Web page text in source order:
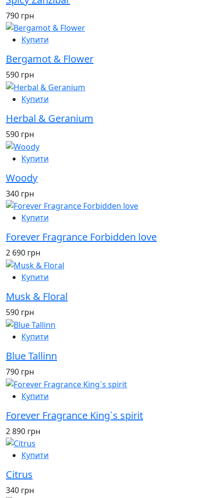
790 грн
Купити
Bergamot & Flower
590 грн
Купити
Herbal & Geranium
590 грн
Купити
Woody
340 грн
Купити
Forever Fragrance Forbidden love
2 690 грн
Купити
Musk & Floral
590 грн
Купити
Blue Tallinn
790 грн
Купити
Forever Fragrance King`s spirit
2 890 грн
Купити
Citrus
340 грн